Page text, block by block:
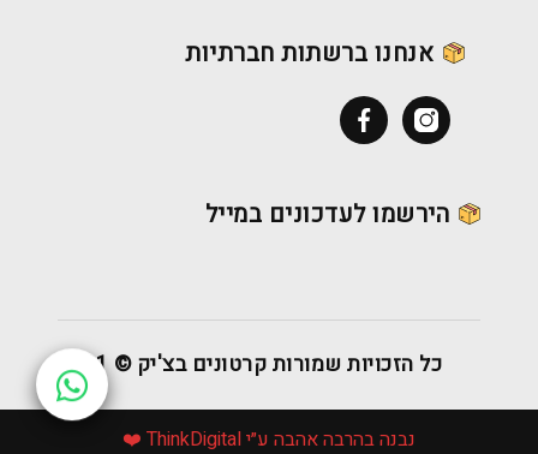
אנחנו ברשתות חברתיות
FacebookInstagram
הירשמו לעדכונים במייל
כל הזכויות שמורות קרטונים בצ'יק © 2021
נבנה בהרבה אהבה ע״י ThinkDigital ❤️